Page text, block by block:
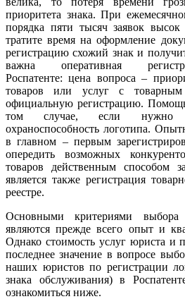
приоритета знака. При
порядка пяти тысяч заявок
тратите время на оформление
регистрацию схожий знак и
важна оперативная
Роспатенте: цена вопроса –
товаров или услуг с
официальную регистрацию.
том случае, если нужно
охраноспособность логотипа.
в главном – первым
опередить возможных
товаров действенным способом
является также регистрация
реестре.
Основными критериями
являются прежде всего опыт и
Однако стоимость услуг юриста и
последнее значение в вопросе
наших юристов по регистрации
знака обслуживания) в
ознакомиться ниже.